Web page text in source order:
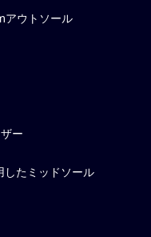
アウトソール
ー
したミッドソール